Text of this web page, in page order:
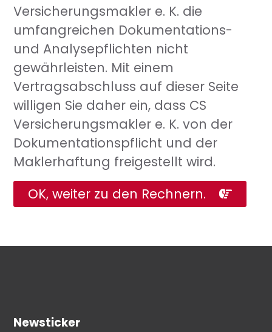
Versicherungsmakler e. K. die
umfangreichen Dokumentations-
und Analysepflichten nicht
gewährleisten. Mit einem
Vertragsabschluss auf dieser Seite
willigen Sie daher ein, dass CS
Versicherungsmakler e. K. von der
Dokumentationspflicht und der
Maklerhaftung freigestellt wird.
OK, weiter zu den Rechnern.
Newsticker